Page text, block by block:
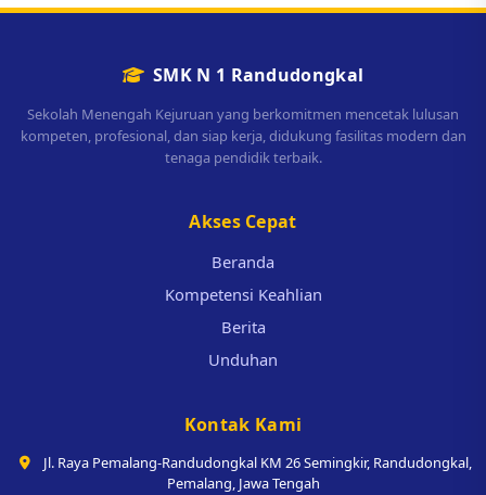
SMK N 1 Randudongkal
Sekolah Menengah Kejuruan yang berkomitmen mencetak lulusan
kompeten, profesional, dan siap kerja, didukung fasilitas modern dan
tenaga pendidik terbaik.
Akses Cepat
Beranda
Kompetensi Keahlian
Berita
Unduhan
Kontak Kami
Jl. Raya Pemalang-Randudongkal KM 26 Semingkir, Randudongkal,
Pemalang, Jawa Tengah